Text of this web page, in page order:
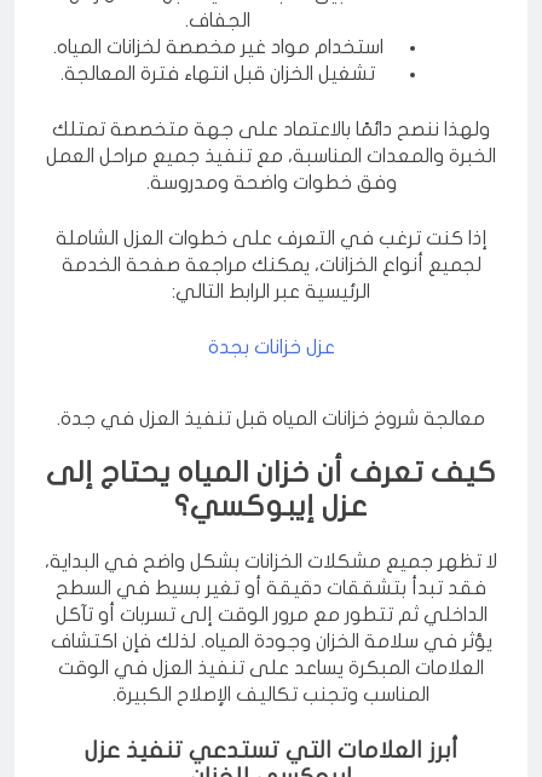
تطبيق الطبقة التالية قبل اكتمال زمن
الجفاف.
استخدام مواد غير مخصصة لخزانات المياه.
ولهذا ننصح دائمًا بالاعتماد على جهة متخصصة تمتلك
الخبرة والمعدات المناسبة، مع تنفيذ جميع مراحل العمل
إذا كنت ترغب في التعرف على خطوات العزل الشاملة
لجميع أنواع الخزانات، يمكنك مراجعة صفحة الخدمة
كيف تعرف أن خزان المياه يحتاج إلى
عزل إيبوكسي؟
لا تظهر جميع مشكلات الخزانات بشكل واضح في البداية،
فقد تبدأ بتشققات دقيقة أو تغير بسيط في السطح
الداخلي ثم تتطور مع مرور الوقت إلى تسربات أو تآكل
يؤثر في سلامة الخزان وجودة المياه. لذلك فإن اكتشاف
العلامات المبكرة يساعد على تنفيذ العزل في الوقت
أبرز العلامات التي تستدعي تنفيذ عزل